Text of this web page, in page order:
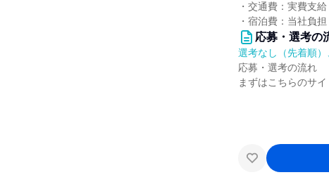
・交通費：実費支給
・宿泊費：当社負担
応募・選考の
選考なし（先着順
応募・選考の流れ
まずはこちらのサ